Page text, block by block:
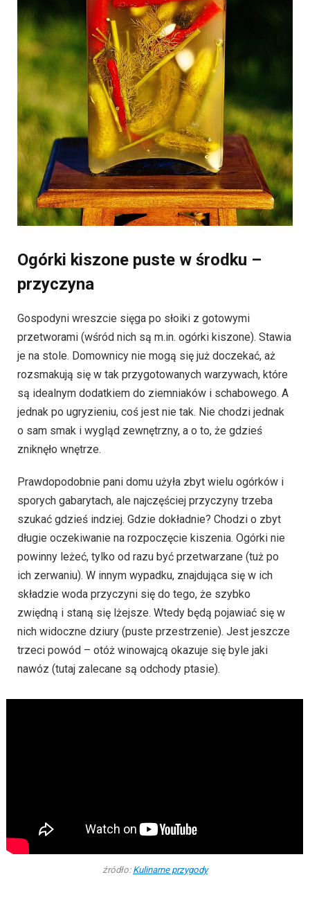
Ogórki kiszone puste w środku –
przyczyna
Gospodyni wreszcie sięga po słoiki z gotowymi
przetworami (wśród nich są m.in. ogórki kiszone). Stawia
je na stole. Domownicy nie mogą się już doczekać, aż
rozsmakują się w tak przygotowanych warzywach, które
są idealnym dodatkiem do ziemniaków i schabowego. A
jednak po ugryzieniu, coś jest nie tak. Nie chodzi jednak
o sam smak i wygląd zewnętrzny, a o to, że gdzieś
zniknęło wnętrze.
Prawdopodobnie pani domu użyła zbyt wielu ogórków i
sporych gabarytach, ale najczęściej przyczyny trzeba
szukać gdzieś indziej. Gdzie dokładnie? Chodzi o zbyt
długie oczekiwanie na rozpoczęcie kiszenia. Ogórki nie
powinny leżeć, tylko od razu być przetwarzane (tuż po
ich zerwaniu). W innym wypadku, znajdująca się w ich
składzie woda przyczyni się do tego, że szybko
zwiędną i staną się lżejsze. Wtedy będą pojawiać się w
nich widoczne dziury (puste przestrzenie). Jest jeszcze
trzeci powód – otóż winowajcą okazuje się byle jaki
nawóz (tutaj zalecane są odchody ptasie).
źródło: Kulinarne przygody